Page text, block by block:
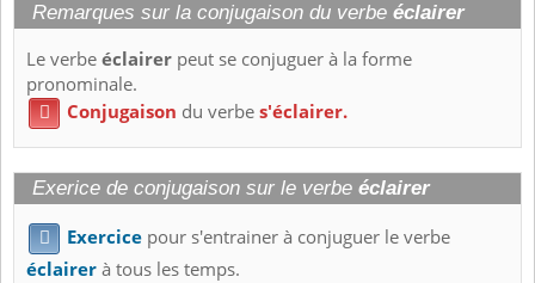
Remarques sur la conjugaison du verbe éclairer
Le verbeéclairer peut se conjuguer à la forme
pronominale.
 Conjugaison du verbes'éclairer.
Exerice de conjugaison sur le verbe éclairer
 Exercice pour s'entrainer à conjuguer le verbe
éclairerà tous les temps.